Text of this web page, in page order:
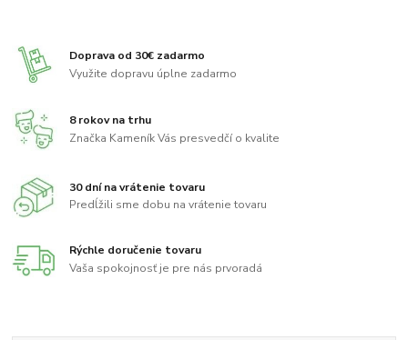
Doprava od 30€ zadarmo
Využite dopravu úplne zadarmo
8 rokov na trhu
Značka Kameník Vás presvedčí o kvalite
30 dní na vrátenie tovaru
Predĺžili sme dobu na vrátenie tovaru
Rýchle doručenie tovaru
Vaša spokojnosť je pre nás prvoradá